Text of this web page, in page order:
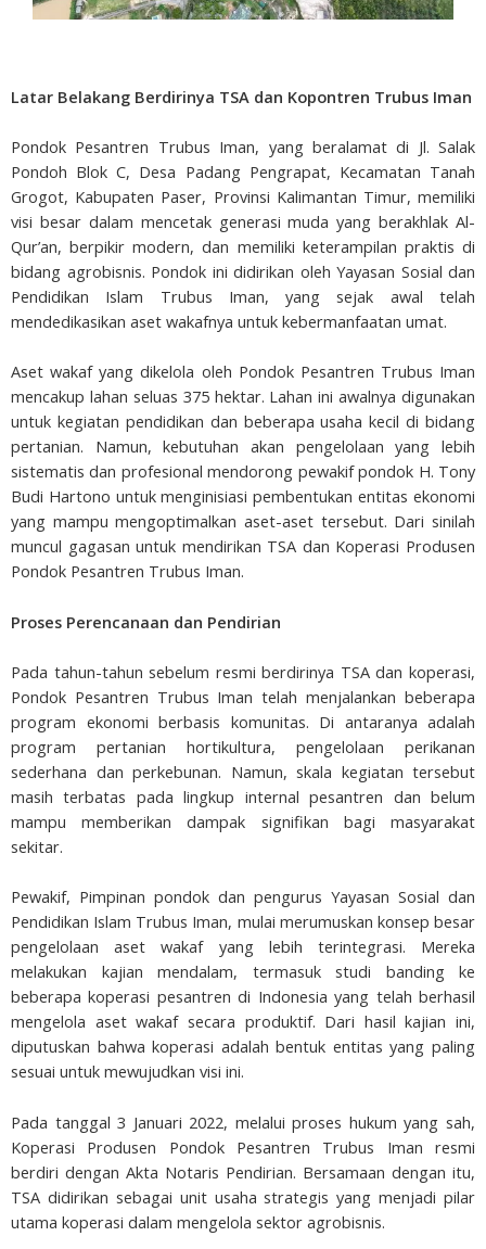
Latar Belakang Berdirinya TSA dan Kopontren Trubus Iman
Pondok Pesantren Trubus Iman, yang beralamat di Jl. Salak
Pondoh Blok C, Desa Padang Pengrapat, Kecamatan Tanah
Grogot, Kabupaten Paser, Provinsi Kalimantan Timur, memiliki
visi besar dalam mencetak generasi muda yang berakhlak Al-
Qur’an, berpikir modern, dan memiliki keterampilan praktis di
bidang agrobisnis. Pondok ini didirikan oleh Yayasan Sosial dan
Pendidikan Islam Trubus Iman, yang sejak awal telah
mendedikasikan aset wakafnya untuk kebermanfaatan umat.
Aset wakaf yang dikelola oleh Pondok Pesantren Trubus Iman
mencakup lahan seluas 375 hektar. Lahan ini awalnya digunakan
untuk kegiatan pendidikan dan beberapa usaha kecil di bidang
pertanian. Namun, kebutuhan akan pengelolaan yang lebih
sistematis dan profesional mendorong pewakif pondok H. Tony
Budi Hartono untuk menginisiasi pembentukan entitas ekonomi
yang mampu mengoptimalkan aset-aset tersebut. Dari sinilah
muncul gagasan untuk mendirikan TSA dan Koperasi Produsen
Pondok Pesantren Trubus Iman.
Proses Perencanaan dan Pendirian
Pada tahun-tahun sebelum resmi berdirinya TSA dan koperasi,
Pondok Pesantren Trubus Iman telah menjalankan beberapa
program ekonomi berbasis komunitas. Di antaranya adalah
program pertanian hortikultura, pengelolaan perikanan
sederhana dan perkebunan. Namun, skala kegiatan tersebut
masih terbatas pada lingkup internal pesantren dan belum
mampu memberikan dampak signifikan bagi masyarakat
sekitar.
Pewakif, Pimpinan pondok dan pengurus Yayasan Sosial dan
Pendidikan Islam Trubus Iman, mulai merumuskan konsep besar
pengelolaan aset wakaf yang lebih terintegrasi. Mereka
melakukan kajian mendalam, termasuk studi banding ke
beberapa koperasi pesantren di Indonesia yang telah berhasil
mengelola aset wakaf secara produktif. Dari hasil kajian ini,
diputuskan bahwa koperasi adalah bentuk entitas yang paling
sesuai untuk mewujudkan visi ini.
Pada tanggal 3 Januari 2022, melalui proses hukum yang sah,
Koperasi Produsen Pondok Pesantren Trubus Iman resmi
berdiri dengan Akta Notaris Pendirian. Bersamaan dengan itu,
TSA didirikan sebagai unit usaha strategis yang menjadi pilar
utama koperasi dalam mengelola sektor agrobisnis.